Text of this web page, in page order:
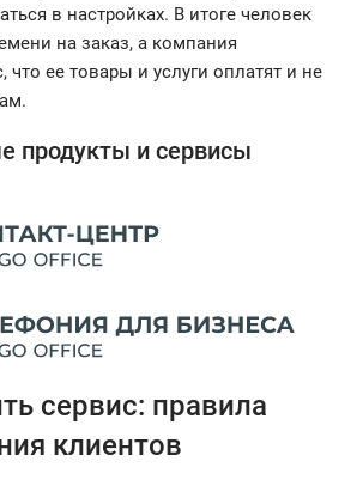
в настройках. В итоге человек
на заказ, а компания
что ее товары и услуги оплатят и не
продукты и сервисы
сервис: правила
клиентов